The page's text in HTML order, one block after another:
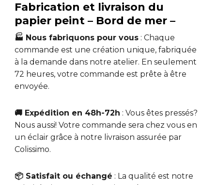
Fabrication et livraison du
papier peint – Bord de mer –
🏭 Nous fabriquons pour vous : Chaque
commande est une création unique, fabriquée
à la demande dans notre atelier. En seulement
72 heures, votre commande est prête à être
envoyée.
🚚 Expédition en 48h-72h : Vous êtes pressés?
Nous aussi! Votre commande sera chez vous en
un éclair grâce à notre livraison assurée par
Colissimo.
📦 Satisfait ou échangé : La qualité est notre